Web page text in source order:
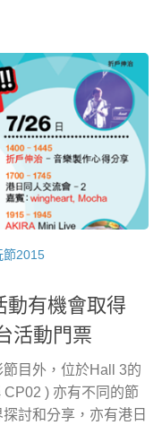
節2015
動有機會取得
活動門票
目外，位於Hall 3的
) 亦有不同的節
討和分享，亦有港日